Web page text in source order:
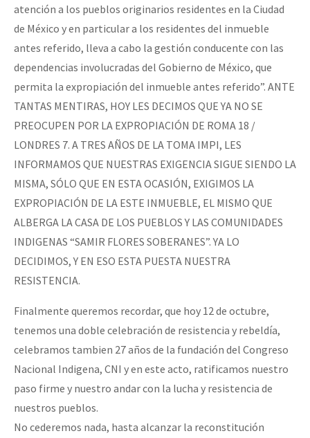
atención a los pueblos originarios residentes en la Ciudad
de México y en particular a los residentes del inmueble
antes referido, lleva a cabo la gestión conducente con las
dependencias involucradas del Gobierno de México, que
permita la expropiación del inmueble antes referido”. ANTE
TANTAS MENTIRAS, HOY LES DECIMOS QUE YA NO SE
PREOCUPEN POR LA EXPROPIACIÓN DE ROMA 18 /
LONDRES 7. A TRES AÑOS DE LA TOMA IMPI, LES
INFORMAMOS QUE NUESTRAS EXIGENCIA SIGUE SIENDO LA
MISMA, SÓLO QUE EN ESTA OCASIÓN, EXIGIMOS LA
EXPROPIACIÓN DE LA ESTE INMUEBLE, EL MISMO QUE
ALBERGA LA CASA DE LOS PUEBLOS Y LAS COMUNIDADES
INDIGENAS “SAMIR FLORES SOBERANES”. YA LO
DECIDIMOS, Y EN ESO ESTA PUESTA NUESTRA
RESISTENCIA.
Finalmente queremos recordar, que hoy 12 de octubre,
tenemos una doble celebración de resistencia y rebeldía,
celebramos tambien 27 años de la fundación del Congreso
Nacional Indigena, CNI y en este acto, ratificamos nuestro
paso firme y nuestro andar con la lucha y resistencia de
nuestros pueblos.
No cederemos nada, hasta alcanzar la reconstitución